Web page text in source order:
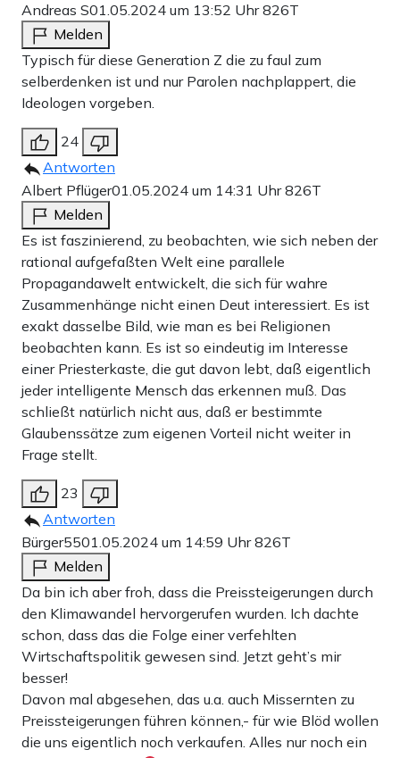
Andreas S01.05.2024 um 13:52 Uhr826T
Melden
Typisch für diese Generation Z die zu faul zum
selberdenken ist und nur Parolen nachplappert, die
Ideologen vorgeben.
24
Antworten
Albert Pflüger01.05.2024 um 14:31 Uhr826T
Melden
Es ist faszinierend, zu beobachten, wie sich neben der
rational aufgefaßten Welt eine parallele
Propagandawelt entwickelt, die sich für wahre
Zusammenhänge nicht einen Deut interessiert. Es ist
exakt dasselbe Bild, wie man es bei Religionen
beobachten kann. Es ist so eindeutig im Interesse
einer Priesterkaste, die gut davon lebt, daß eigentlich
jeder intelligente Mensch das erkennen muß. Das
schließt natürlich nicht aus, daß er bestimmte
Glaubenssätze zum eigenen Vorteil nicht weiter in
Frage stellt.
23
Antworten
Bürger5501.05.2024 um 14:59 Uhr826T
Melden
Da bin ich aber froh, dass die Preissteigerungen durch
den Klimawandel hervorgerufen wurden. Ich dachte
schon, dass das die Folge einer verfehlten
Wirtschaftspolitik gewesen sind. Jetzt geht’s mir
besser!
Davon mal abgesehen, das u.a. auch Missernten zu
Preissteigerungen führen können,- für wie Blöd wollen
die uns eigentlich noch verkaufen. Alles nur noch ein